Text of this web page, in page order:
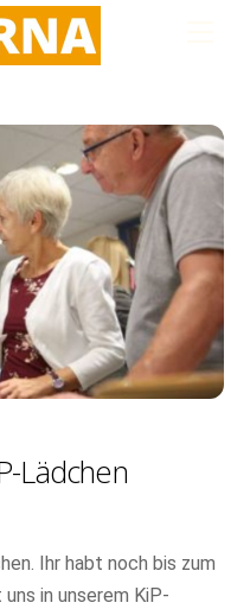
Lädchen
Ihr habt noch bis zum
in unserem KiP-